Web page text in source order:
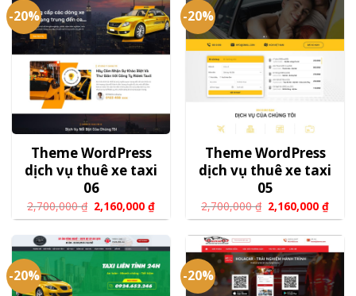
-20%
Theme WordPress
dịch vụ thuê xe taxi
06
2,700,000₫ 2,160,000₫
-20%
Theme WordPress
dịch vụ thuê xe taxi
05
2,700,000₫ 2,160,000₫
-20% -20%